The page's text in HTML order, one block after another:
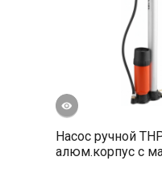
сравнению
В избранное
Насос ручной
алюм.корпус с